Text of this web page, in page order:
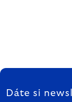
ZÁPÄTIE
Dáte si